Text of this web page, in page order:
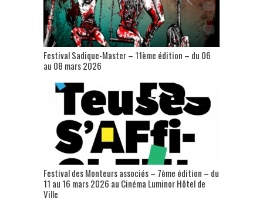
Festival Sadique-Master – 11ème édition – du 06
au 08 mars 2026
Festival des Monteurs associés – 7ème édition – du
11 au 16 mars 2026 au Cinéma Luminor Hôtel de
Ville